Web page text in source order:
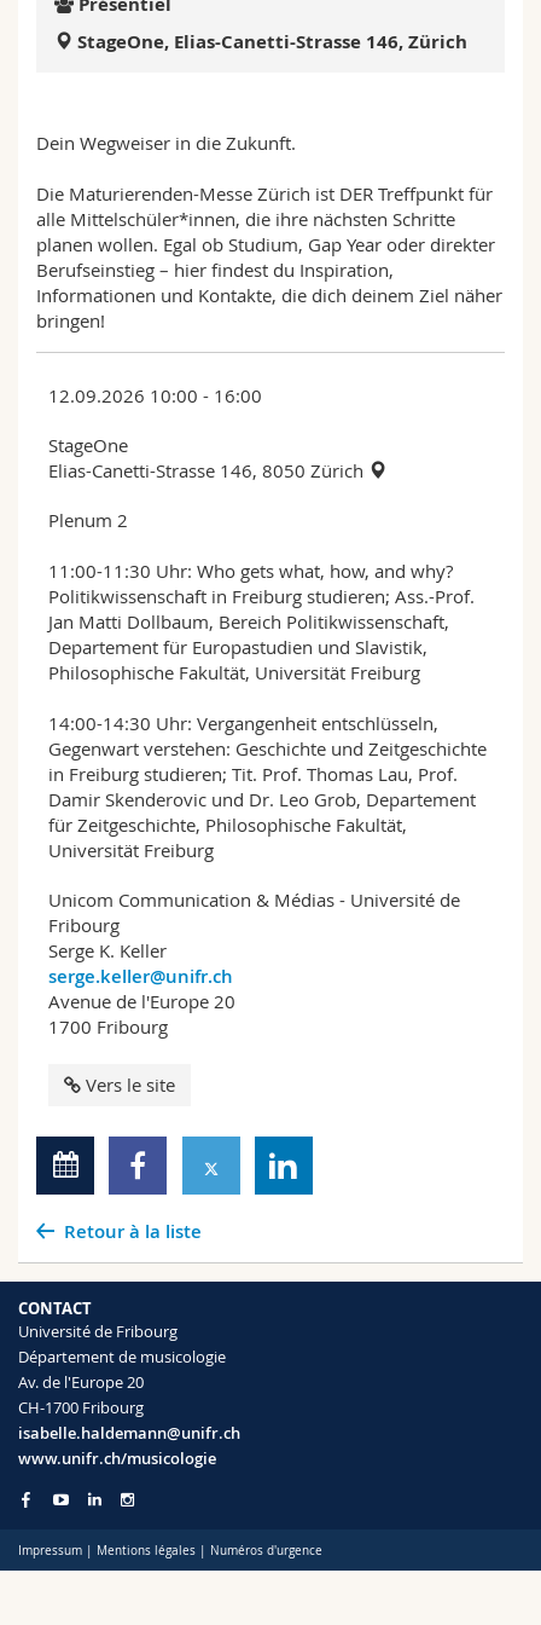
Sciences et médecine
Collaborateurs
Webmail
MyUnifr
StageOne, Elias-Canetti-Strasse 146, Zürich
Dein Wegweiser in die Zukunft.
Die Maturierenden-Messe Zürich ist DER Treffpunkt für
alle Mittelschüler*innen, die ihre nächsten Schritte
planen wollen. Egal ob Studium, Gap Year oder direkter
Berufseinstieg – hier findest du Inspiration,
Informationen und Kontakte, die dich deinem Ziel näher
bringen!
12.09.2026 10:00 - 16:00
StageOne
Elias-Canetti-Strasse 146, 8050 Zürich
Plenum 2
11:00-11:30 Uhr: Who gets what, how, and why?
Politikwissenschaft in Freiburg studieren; Ass.-Prof.
Jan Matti Dollbaum, Bereich Politikwissenschaft,
Departement für Europastudien und Slavistik,
Philosophische Fakultät, Universität Freiburg
14:00-14:30 Uhr: Vergangenheit entschlüsseln,
Gegenwart verstehen: Geschichte und Zeitgeschichte
in Freiburg studieren; Tit. Prof. Thomas Lau, Prof.
Damir Skenderovic und Dr. Leo Grob, Departement
für Zeitgeschichte, Philosophische Fakultät,
Universität Freiburg
Unicom Communication & Médias - Université de
Fribourg
Serge K. Keller
serge.keller@unifr.ch
Avenue de l'Europe 20
1700 Fribourg
Vers le site
Retour à la liste
CONTACT
Université de Fribourg
Département de musicologie
Av. de l'Europe 20
CH-1700 Fribourg
isabelle.haldemann@unifr.ch
www.unifr.ch/musicologie
Impressum | Mentions légales | Numéros d'urgence